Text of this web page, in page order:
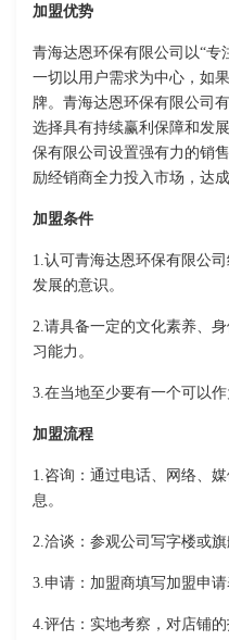
加盟优势
青海达恩环保有限公司以“专
一切以用户需求为中心，如
牌。青海达恩环保有限公司
选择具有持续赢利保障和发
保有限公司设置强有力的销
励经销商全力投入市场，达
加盟条件
1.认可青海达恩环保有限公
发展的意识。
2.请具备一定的文化素养、
习能力。
3.在当地至少要有一个可以作
加盟流程
1.咨询：通过电话、网络、
息。
2.洽谈：参观公司写字楼或
3.申请：加盟商填写加盟申请
4.评估：实地考察，对店铺